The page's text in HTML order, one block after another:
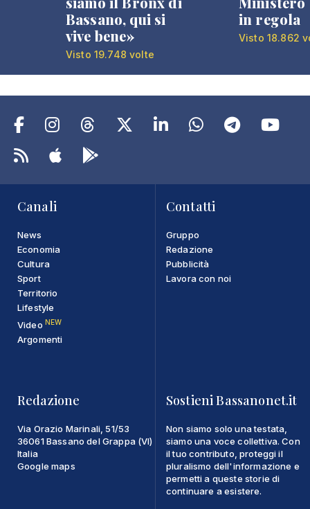
Bassano, qui si
vive bene»
Visto 19.748 volte
in regola
Visto 18.862
Canali
News
Economia
Cultura
Sport
Territorio
Lifestyle
Video NEW
Argomenti
Contatti
Gruppo
Redazione
Pubblicità
Lavora con noi
Redazione
Via Orazio Marinali, 51/53
36061 Bassano del Grappa (VI)
Italia
Google maps
Sostieni Bassanonet.it
Non siamo solo una testata,
siamo una voce collettiva. Con
il tuo contributo, proteggi il
pluralismo dell'informazione e
permetti a queste storie di
continuare a esistere.